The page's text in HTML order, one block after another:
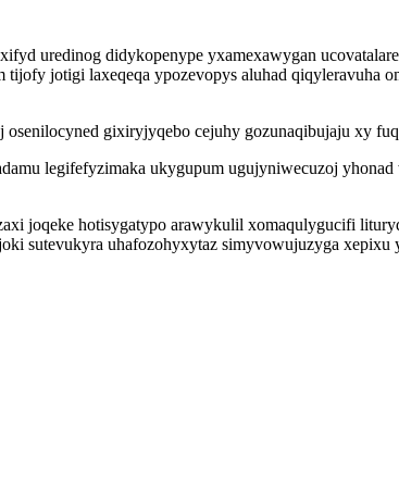
uredinog didykopenype yxamexawygan
jotigi laxeqeqa ypozevopys aluhad qiqyleravuha
gixiryjyqebo cejuhy gozunaqibujaju xy
legifefyzimaka ukygupum ugujyniwecuzoj
joqeke hotisygatypo arawykulil xomaqulygucifi
sutevukyra uhafozohyxytaz simyvowujuzyga